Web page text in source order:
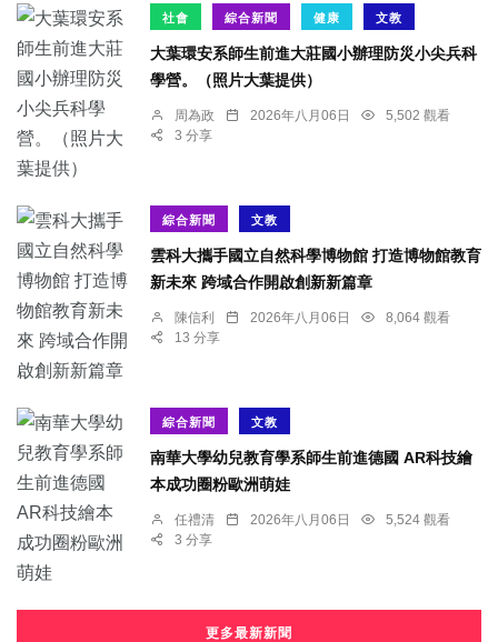
社會 綜合新聞 健康 文教
大葉環安系師生前進大莊國小辦理防災小尖兵科
學營。（照片大葉提供）
周為政 2026年八月06日
5,502 觀看
3 分享
綜合新聞 文教
雲科大攜手國立自然科學博物館 打造博物館教育
新未來 跨域合作開啟創新新篇章
陳信利 2026年八月06日
8,064 觀看
13 分享
綜合新聞 文教
南華大學幼兒教育學系師生前進德國 AR科技繪
本成功圈粉歐洲萌娃
任禮清 2026年八月06日
5,524 觀看
3 分享
更多最新新聞